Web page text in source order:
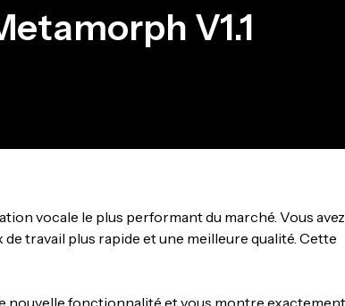
V1.1
vocale le plus performant du marché. Vous avez
travail plus rapide et une meilleure qualité. Cette
nouvelle fonctionnalité et vous montre exactement